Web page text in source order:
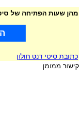
מהן שעות הפתיחה של
כתובת סיטי דנט חולון
קישור ממומן